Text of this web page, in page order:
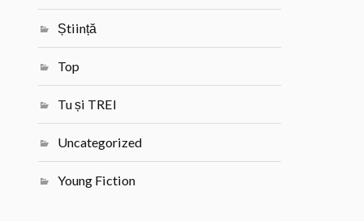
Știință
Top
Tu și TREI
Uncategorized
Young Fiction